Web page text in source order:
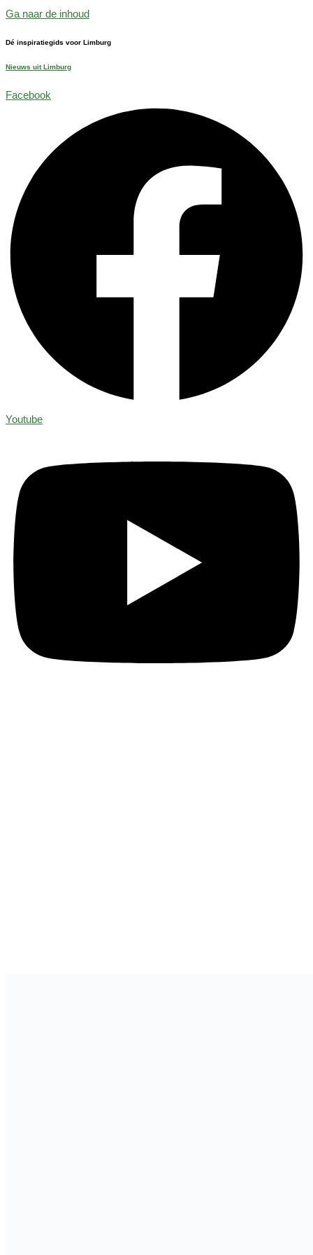
Ga naar de inhoud
Dé inspiratiegids voor Limburg
Nieuws uit Limburg
Facebook
Youtube